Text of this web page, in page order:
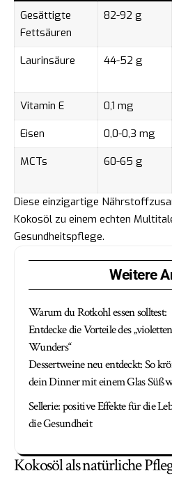
Gesättigte
Fettsäuren
82-92 g
Laurinsäure
44-52 g
Vitamin E
0,1 mg
Eisen
0,0-0,3 mg
MCTs
60-65 g
Diese einzigartige
Kokosöl zu einem echten
Gesundheitspflege.
Weitere
Warum du Rotkohl essen solltest:
Entdecke die Vorteile des „violetten
Wunders“
Dessertweine neu entdeckt: So
dein Dinner mit einem Glas
Sellerie: positive Effekte für die
die Gesundheit
Kokosöl als natürliche